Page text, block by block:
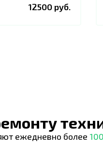
12500 руб.
ежедневно более